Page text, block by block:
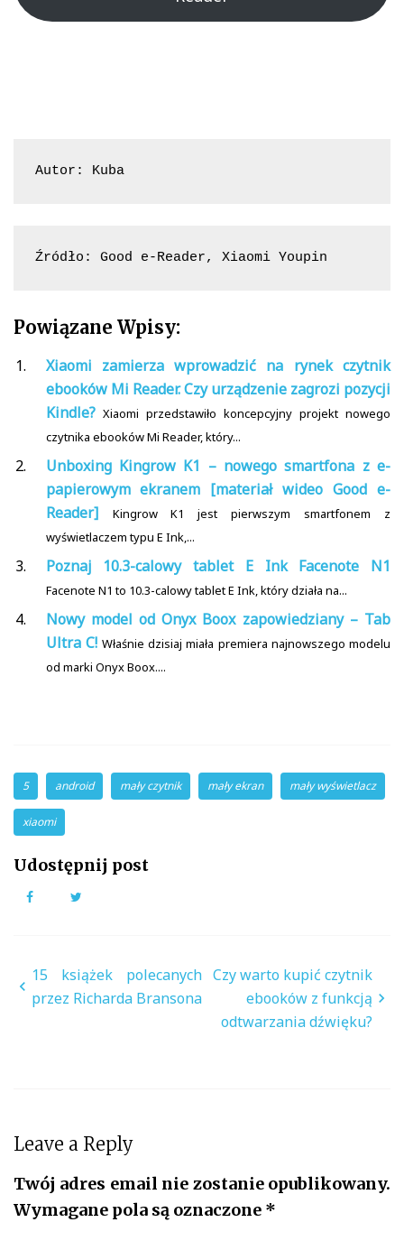
Autor: Kuba
Źródło: Good e-Reader, Xiaomi Youpin
Powiązane Wpisy:
Xiaomi zamierza wprowadzić na rynek czytnik
ebooków Mi Reader. Czy urządzenie zagrozi pozycji
Kindle? Xiaomi przedstawiło koncepcyjny projekt nowego
czytnika ebooków Mi Reader, który...
Unboxing Kingrow K1 – nowego smartfona z e-
papierowym ekranem [materiał wideo Good e-
Reader]
Kingrow K1 jest pierwszym smartfonem z
wyświetlaczem typu E Ink,...
Poznaj 10.3-calowy tablet E Ink Facenote N1
Facenote N1 to 10.3-calowy tablet E Ink, który działa na...
Nowy model od Onyx Boox zapowiedziany – Tab
Ultra C! Właśnie dzisiaj miała premiera najnowszego modelu
od marki Onyx Boox....
5 android mały czytnik mały ekran mały wyświetlacz
xiaomi
Udostępnij post
Facebook
Nawigacja
wpisu
15 książek polecanych
przez Richarda Bransona
Czy warto kupić czytnik
ebooków z funkcją
odtwarzania dźwięku?
Leave a Reply
Twój adres email nie zostanie opublikowany.
Wymagane pola są oznaczone *